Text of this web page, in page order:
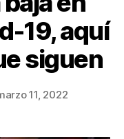
19, aquí
siguen
11, 2022